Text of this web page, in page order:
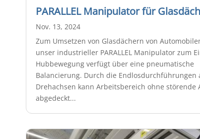
PARALLEL Manipulator für
Nov. 13, 2024
Zum Umsetzen von Glasdächern von
unser industrieller PARALLEL Manipulator zum
Hubbewegung verfügt über eine pneumatische
Balancierung. Durch die Endlosdurchführungen
Drehachsen kann Arbeitsbereich ohne störende
abgedeckt...